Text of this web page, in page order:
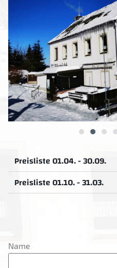
Preisliste 01.04. - 30.09.
Preisliste 01.10. - 31.03.
Name